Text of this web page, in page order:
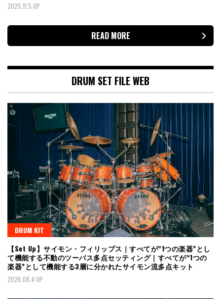
2025.11.5 UP
READ MORE
DRUM SET FILE WEB
DRUM KIT
【Set Up】サイモン・フィリップス｜すべてが“1つの楽器”とし
て機能する不動のツーバス多点セッティング｜すべてが“1つの
楽器”として機能する3層に分かれたサイモン流多点キット
2026.08.4 UP